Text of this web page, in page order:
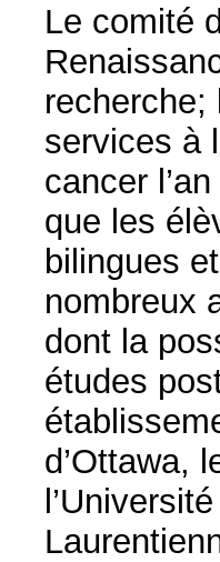
Le comité
recherche;
services à
cancer
que les
bilingues
nombreux
dont la
études
d’Ottawa,